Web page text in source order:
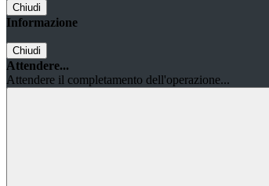
Chiudi
Informazione
Chiudi
Attendere...
Attendere il completamento dell'operazione...